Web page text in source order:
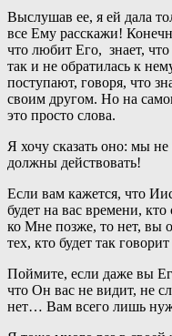
Выслушав ее, я ей дала
все Ему расскажи!
что любит Его, знает,
так и не обратилась к
поступают, говоря, что
своим другом. Но на
это просто слова.
Я хочу сказать оно: мы
должны действовать!
Если вам кажется, что
будет на вас времени,
ко Мне позже, то нет, вы
тех, кто будет так
Поймите, если даже вы
что Он вас не видит, не
нет… Вам всего лишь